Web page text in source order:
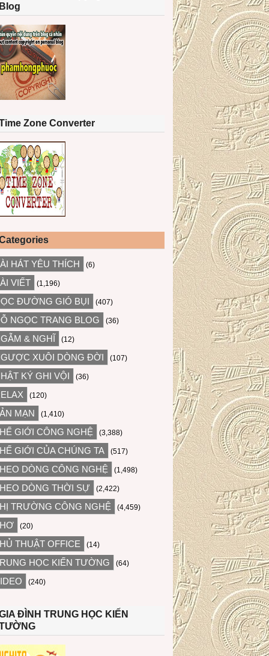
Blog
Zone Converter
HÁT YÊU THÍCH (6)
VIẾT (1,196)
ĐƯỜNG GIÓ BỤI (407)
NGỌC TRANG BLOG (36)
& NGHĨ (12)
XUÔI DÒNG ĐỜI (107)
KÝ GHI VỘI (36)
(120)
MẠN (1,410)
GIỚI CÔNG NGHỆ (3,388)
GIỚI CỦA CHÚNG TA (517)
DÒNG CÔNG NGHỆ (1,498)
DÒNG THỜI SỰ (2,422)
TRƯỜNG CÔNG NGHỆ (4,459)
(20)
THUẬT OFFICE (14)
HỌC KIẾN TƯỜNG (64)
(240)
ĐÌNH TRUNG HỌC KIẾN